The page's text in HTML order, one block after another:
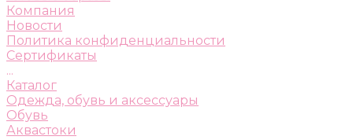
Компания
Новости
Политика конфиденциальности
Сертификаты
...
Каталог
Одежда, обувь и аксессуары
Обувь
Аквастоки